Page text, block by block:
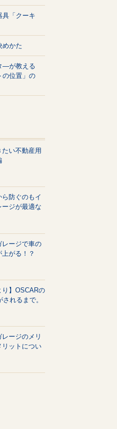
具「クーキ
めかた
―が教える
の位置」の
い不動産用
防ぐのもイ
ージが最適な
レージで車の
がる！？
り】OSCARの
れるまで。
ージのメリ
リットについ